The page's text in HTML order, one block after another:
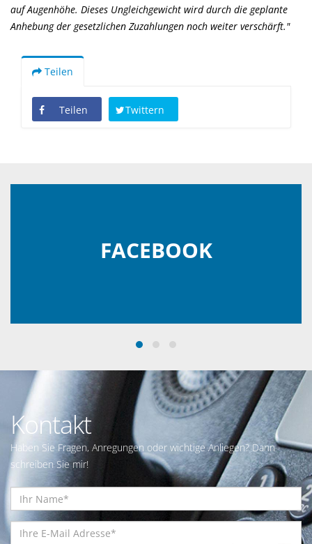
auf Augenhöhe. Dieses Ungleichgewicht wird durch die geplante
Anhebung der gesetzlichen Zuzahlungen noch weiter verschärft."
Teilen
Teilen Twittern
FACEBOOK
Kontakt
Haben Sie Fragen, Anregungen oder wichtige Anliegen? Dann
schreiben Sie mir!